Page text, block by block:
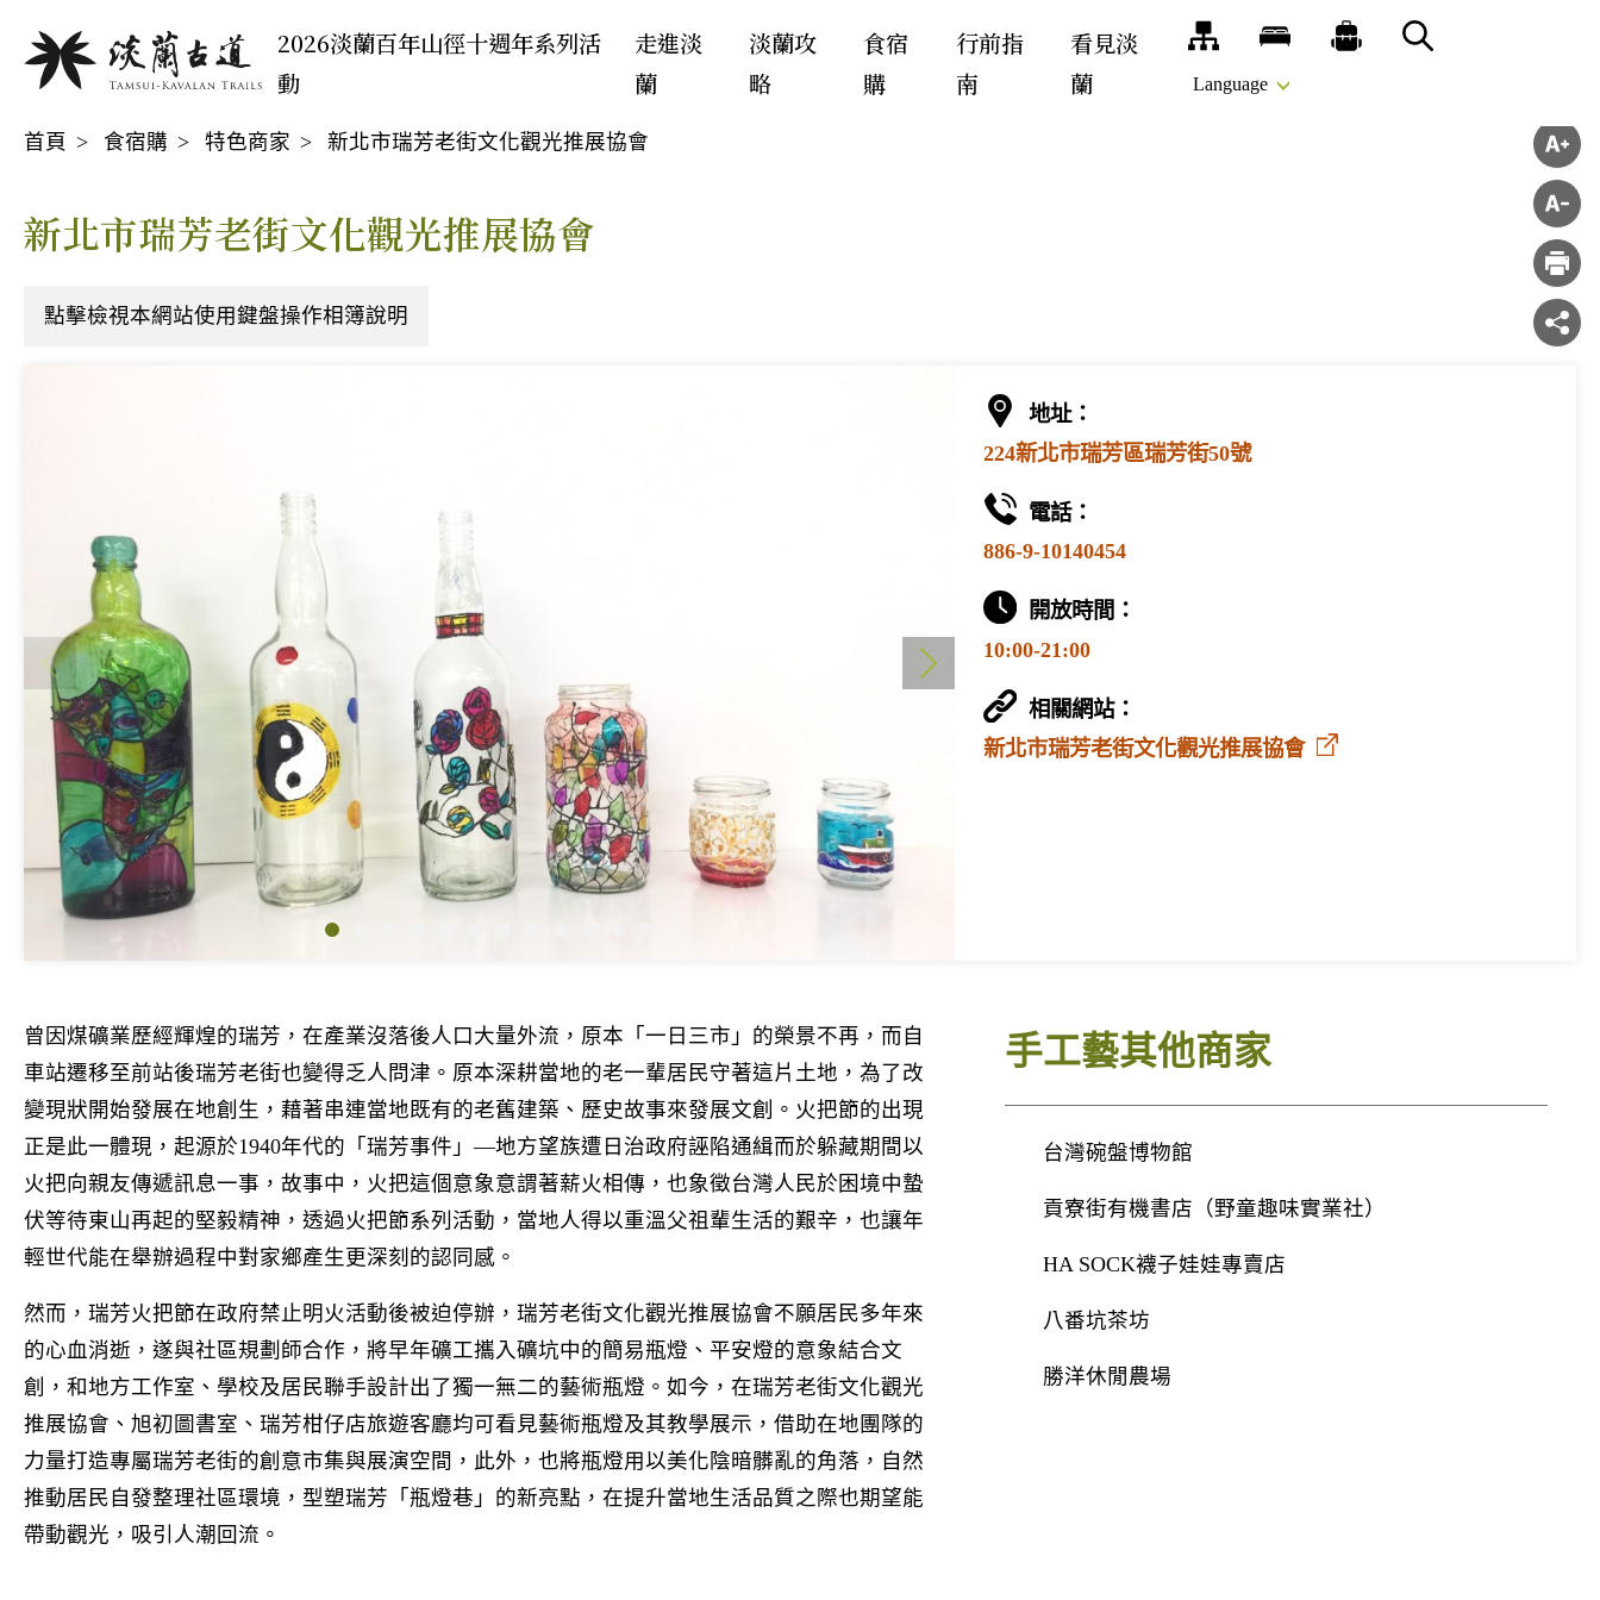
2026淡蘭百年山徑十週年系列活
動
走進淡
蘭
淡蘭攻
略
食宿
購
行前指
南
看見淡
蘭
網站導覽 旅宿 推薦遊程
Language
首頁
食宿購 特色商家 新北市瑞芳老街文化觀光推展協會
新北市瑞芳老街文化觀光推展協會
點擊檢視本網站使用鍵盤操作相簿說明
地址：
224新北市瑞芳區瑞芳街50號
電話：
886-9-10140454
開放時間：
10:00-21:00
相關網站：
新北市瑞芳老街文化觀光推展協會
曾因煤礦業歷經輝煌的瑞芳，在產業沒落後人口大量外流，原本「一日三市」的榮景不再，而自
車站遷移至前站後瑞芳老街也變得乏人問津。原本深耕當地的老一輩居民守著這片土地，為了改
變現狀開始發展在地創生，藉著串連當地既有的老舊建築、歷史故事來發展文創。火把節的出現
正是此一體現，起源於1940年代的「瑞芳事件」—地方望族遭日治政府誣陷通緝而於躲藏期間以
火把向親友傳遞訊息一事，故事中，火把這個意象意謂著薪火相傳，也象徵台灣人民於困境中蟄
伏等待東山再起的堅毅精神，透過火把節系列活動，當地人得以重溫父祖輩生活的艱辛，也讓年
輕世代能在舉辦過程中對家鄉產生更深刻的認同感。
然而，瑞芳火把節在政府禁止明火活動後被迫停辦，瑞芳老街文化觀光推展協會不願居民多年來
的心血消逝，遂與社區規劃師合作，將早年礦工攜入礦坑中的簡易瓶燈、平安燈的意象結合文
創，和地方工作室、學校及居民聯手設計出了獨一無二的藝術瓶燈。如今，在瑞芳老街文化觀光
推展協會、旭初圖書室、瑞芳柑仔店旅遊客廳均可看見藝術瓶燈及其教學展示，借助在地團隊的
力量打造專屬瑞芳老街的創意市集與展演空間，此外，也將瓶燈用以美化陰暗髒亂的角落，自然
推動居民自發整理社區環境，型塑瑞芳「瓶燈巷」的新亮點，在提升當地生活品質之際也期望能
帶動觀光，吸引人潮回流。
手工藝其他商家
台灣碗盤博物館
貢寮街有機書店（野童趣味實業社）
HA SOCK襪子娃娃專賣店
八番坑茶坊
勝洋休閒農場